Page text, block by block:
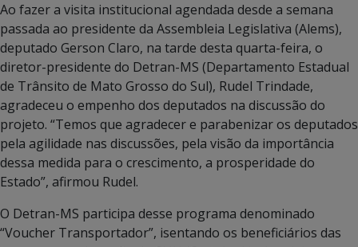
Ao fazer a visita institucional agendada desde a semana
passada ao presidente da Assembleia Legislativa (Alems),
deputado Gerson Claro, na tarde desta quarta-feira, o
diretor-presidente do Detran-MS (Departamento Estadual
de Trânsito de Mato Grosso do Sul), Rudel Trindade,
agradeceu o empenho dos deputados na discussão do
projeto. “Temos que agradecer e parabenizar os deputados
pela agilidade nas discussões, pela visão da importância
dessa medida para o crescimento, a prosperidade do
Estado”, afirmou Rudel.
O Detran-MS participa desse programa denominado
“Voucher Transportador”, isentando os beneficiários das